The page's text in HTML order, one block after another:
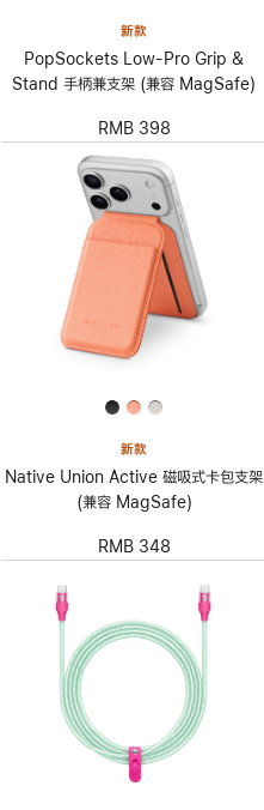
新款
PopSockets Low-Pro Grip &
Stand 手柄兼支架 (兼容 MagSafe)
RMB 398
新款
Native Union Active 磁吸式卡包支架
(兼容 MagSafe)
RMB 348